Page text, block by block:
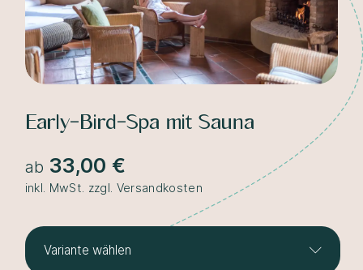
Early-Bird-Spa mit Sauna
ab 33,00 €
inkl. MwSt. zzgl. Versandkosten
Variante wählen